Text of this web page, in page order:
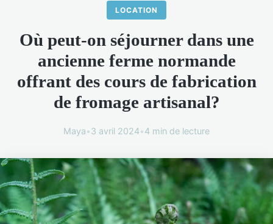
LOCATION
Où peut-on séjourner dans une
ancienne ferme normande
offrant des cours de fabrication
de fromage artisanal?
Maya•3 avril 2024•4 min de lecture